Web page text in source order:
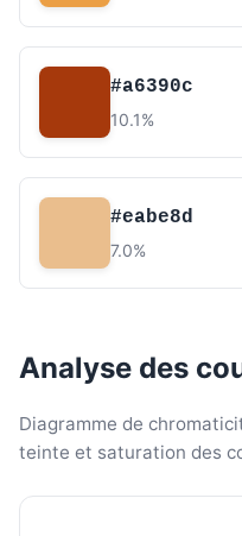
#a6390c
10.1%
#eabe8d
7.0%
Analyse des
Diagramme de
teinte et saturation des